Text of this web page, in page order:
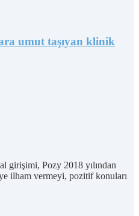
umut taşıyan klinik
girişimi, Pozy 2018 yılından
ilham vermeyi, pozitif konuları